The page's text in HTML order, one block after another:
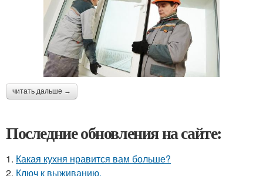
читать дальше →
Последние обновления на сайте:
1. Какая кухня нравится вам больше?
2. Ключ к выживанию.